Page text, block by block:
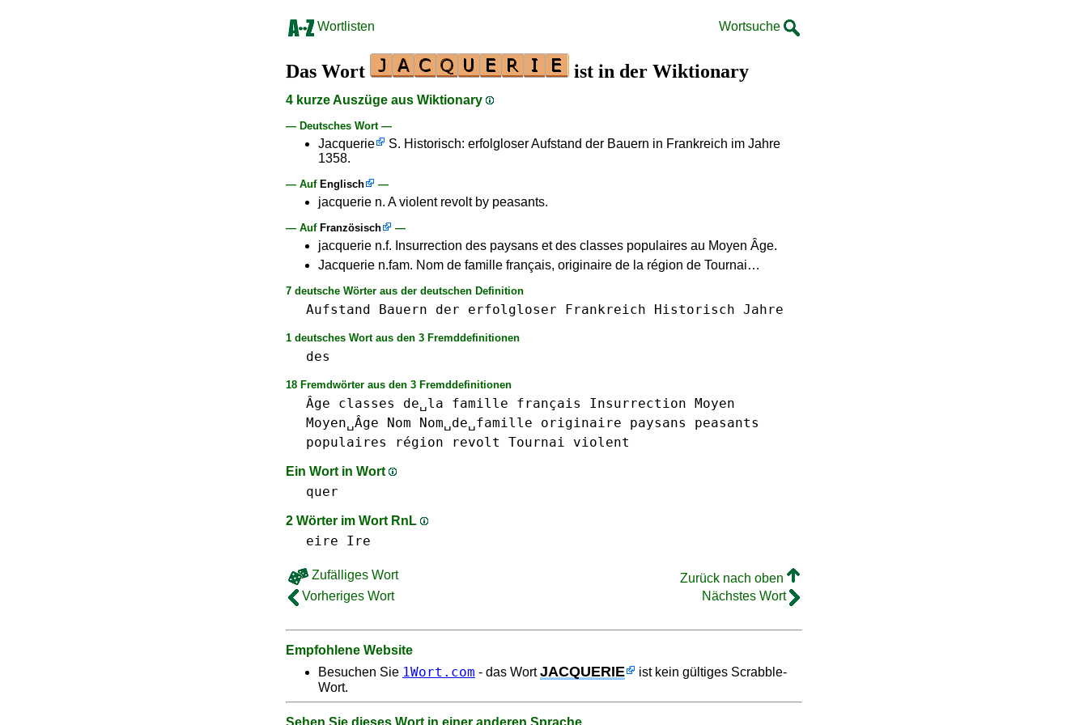
Wortlisten Wortsuche
Das Wort ist in der Wiktionary
4 kurze Auszüge aus Wiktionary
— Deutsches Wort —
Jacquerie
S. Historisch: erfolgloser Aufstand der Bauern in Frankreich im Jahre
1358.
— Auf Englisch —
jacquerie n. A violent revolt by peasants.
— Auf Französisch —
jacquerie n.f. Insurrection des paysans et des classes populaires au Moyen Âge.
Jacquerie n.fam. Nom de famille français, originaire de la région de Tournai…
7 deutsche Wörter aus der deutschen Definition
Aufstand Bauern der erfolgloser Frankreich Historisch Jahre
1 deutsches Wort aus den 3 Fremddefinitionen
des
18 Fremdwörter aus den 3 Fremddefinitionen
Âge classes de␣la famille français Insurrection Moyen
Moyen␣Âge
Nom Nom␣de␣famille originaire paysans
peasants
populaires
région revolt Tournai violent
Ein Wort in Wort
quer
2 Wörter im Wort RnL
eire Ire
Zufälliges Wort
Zurück nach oben
Vorheriges Wort
Nächstes Wort
Empfohlene Website
Besuchen Sie 1Wort.com - das WortJACQUERIE
ist kein gültiges Scrabble-
Wort.
Sehen Sie dieses Wort in einer anderen Sprache